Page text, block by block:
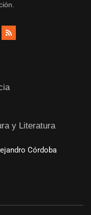
y Literatura
Córdoba